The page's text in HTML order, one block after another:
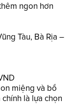
ngon hơn
Tàu, Bà Rịa –
miệng và bổ
là lựa chọn